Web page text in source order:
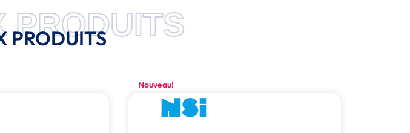
PRODUITS
PRODUITS
Nouveau!